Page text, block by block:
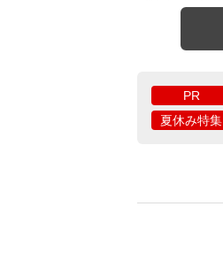
PR
夏休み特集